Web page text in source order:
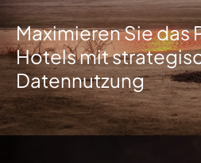
Maximieren Sie das
Hotels mit
Datennutzung